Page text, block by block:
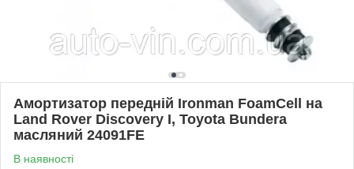
Амортизатор передній Ironman FoamCell на
Land Rover Discovery I, Toyota Bundera
масляний 24091FE
В наявності